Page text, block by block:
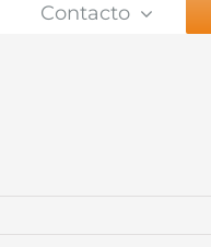
Contacto